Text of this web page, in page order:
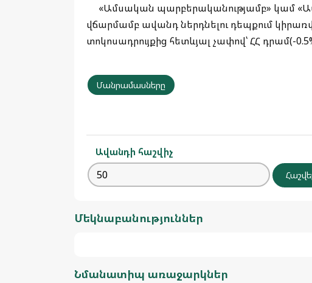
«Ամսական պարբերականությամբ» կամ
վճարմամբ ավանդ ներդնելու դեպքում
տոկոսադրույքից հետևյալ չափով՝ ՀՀ դրամ(-
Մանրամասները
Ավանդի հաշվիչ
Մեկնաբանություններ
Նմանատիպ առաջարկներ